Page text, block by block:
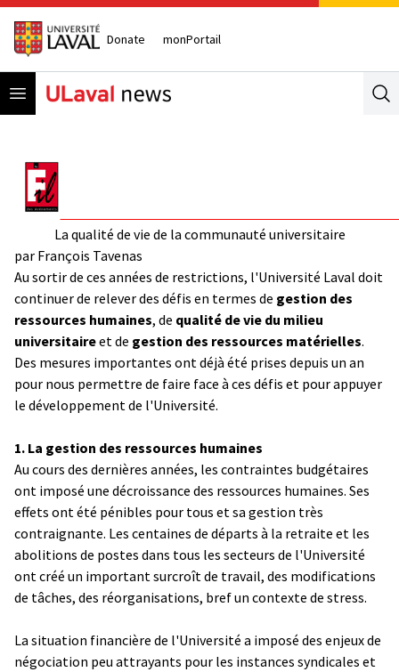
Donate monPortail
Open menu
La qualité de vie de la communauté universitaire
par François Tavenas
Au sortir de ces années de restrictions, l'Université Laval doit
continuer de relever des défis en termes de gestion des
ressources humaines, de qualité de vie du milieu
universitaireet de gestion des ressources matérielles.
Des mesures importantes ont déjà été prises depuis un an
pour nous permettre de faire face à ces défis et pour appuyer
le développement de l'Université.
1. La gestion des ressources humaines
Au cours des dernières années, les contraintes budgétaires
ont imposé une décroissance des ressources humaines. Ses
effets ont été pénibles pour tous et sa gestion très
contraignante. Les centaines de départs à la retraite et les
abolitions de postes dans tous les secteurs de l'Université
ont créé un important surcroît de travail, des modifications
de tâches, des réorganisations, bref un contexte de stress.
La situation financière de l'Université a imposé des enjeux de
négociation peu attrayants pour les instances syndicales et